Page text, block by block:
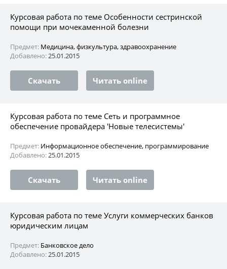
Курсовая работа по теме Особенности сестринской
помощи при мочекаменной болезни
Предмет: Медицина, физкультура, здравоохранение
Добавлено:25.01.2015
Скачать Читать online
Курсовая работа по теме Сеть и программное
обеспечение провайдера 'Новые телесистемы'
Предмет: Информационное обеспечение, программирование
Добавлено:25.01.2015
Скачать Читать online
Курсовая работа по теме Услуги коммерческих банков
юридическим лицам
Предмет: Банковское дело
Добавлено:25.01.2015